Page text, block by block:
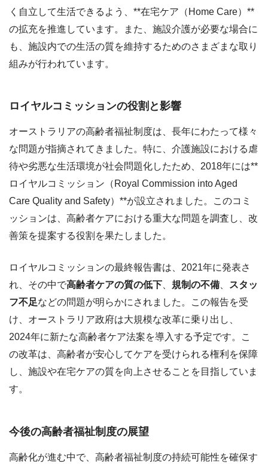
く自立して生活できるよう、**在宅ケア（Home Care）**
の拡充を推進しています。また、施設介護が必要な場合に
も、施設内での生活の質を維持するためのさまざまな取り
組みが行われています。
ロイヤルコミッションの役割と影響
オーストラリアの高齢者福祉制度は、長年にわたって様々
な問題が指摘されてきました。特に、介護施設における虐
待や劣悪な生活環境が社会問題化したため、2018年には**
ロイヤルコミッション（Royal Commission into Aged
Care Quality and Safety）**が設立されました。このコミ
ッションは、高齢者ケアにおける重大な問題を調査し、改
善策を提案する役割を果たしました。
ロイヤルコミッションの最終報告書は、2021年に発表さ
れ、その中で高齢者ケアの質の低下、 規制の不備、 スタッ
フ不足などの問題が明らかにされました。この報告を受
け、オーストラリア政府は大規模な改革に乗り出し、
2024年に新たな高齢者ケア法案を導入する予定です。こ
の改革は、高齢者が安心してケアを受けられる権利を保障
し、施設や在宅ケアの質を向上させることを目指していま
す。
今後の高齢者福祉制度の展望
高齢化が進む中で、高齢者福祉制度の持続可能性を確保す